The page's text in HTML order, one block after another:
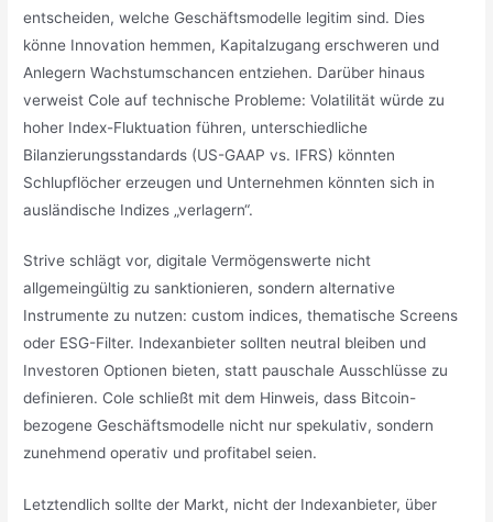
entscheiden, welche Geschäftsmodelle legitim sind. Dies
könne Innovation hemmen, Kapitalzugang erschweren und
Anlegern Wachstumschancen entziehen. Darüber hinaus
verweist Cole auf technische Probleme: Volatilität würde zu
hoher Index-Fluktuation führen, unterschiedliche
Bilanzierungsstandards (US-GAAP vs. IFRS) könnten
Schlupflöcher erzeugen und Unternehmen könnten sich in
ausländische Indizes „verlagern“.
Strive schlägt vor, digitale Vermögenswerte nicht
allgemeingültig zu sanktionieren, sondern alternative
Instrumente zu nutzen: custom indices, thematische Screens
oder ESG-Filter. Indexanbieter sollten neutral bleiben und
Investoren Optionen bieten, statt pauschale Ausschlüsse zu
definieren. Cole schließt mit dem Hinweis, dass Bitcoin-
bezogene Geschäftsmodelle nicht nur spekulativ, sondern
zunehmend operativ und profitabel seien.
Letztendlich sollte der Markt, nicht der Indexanbieter, über